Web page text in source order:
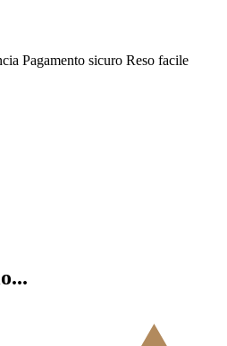
Pagamento sicuro Reso facile